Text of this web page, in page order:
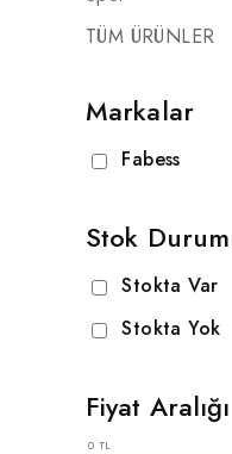
TÜM ÜRÜNLER
Markalar
Fabess
Stok
Stokta Var
Stokta Yok
Fiyat Aralığı
0 TL